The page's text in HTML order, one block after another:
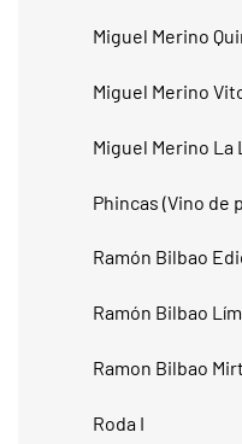
Miguel Merino
Miguel Merino
Miguel Merino La
Phincas (Vino de
Ramón Bilbao
Ramón Bilbao
Ramon Bilbao
Roda I